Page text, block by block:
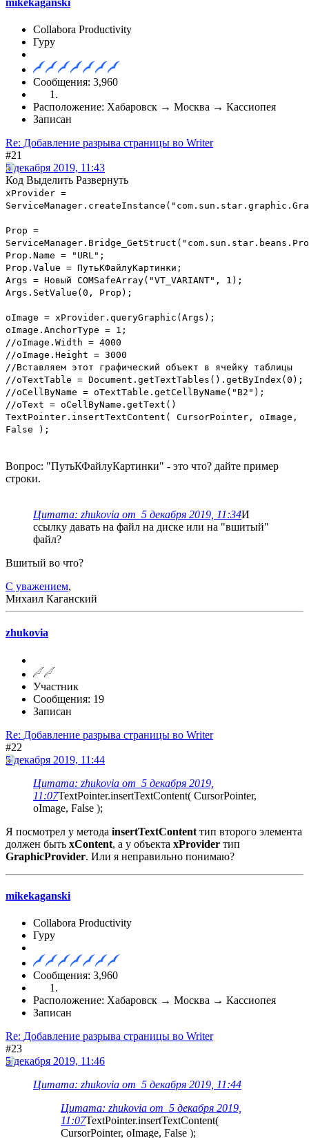
mikekaganski
Collabora Productivity
Гуру
Сообщения: 3,960
Расположение: Хабаровск → Москва → Кассиопея
Записан
Re: Добавление разрыва страницы во Writer
#21
5 декабря 2019, 11:43
Код Выделить Развернуть
xProvider =
Prop =
Prop.Name = "URL";
Prop.Value = ПутьКФайлуКартинки;
Args = Новый COMSafeArray("VT_VARIANT", 1);
Args.SetValue(0, Prop);
oImage = xProvider.queryGraphic(Args);
oImage.AnchorType = 1;
//oImage.Width = 4000
//oImage.Height = 3000
//Вставляем этот графический объект в ячейку таблицы
//oTextTable = Document.getTextTables().getByIndex(0);
//oCellByName = oTextTable.getCellByName("B2");
//oText = oCellByName.getText()
TextPointer.insertTextContent( CursorPointer, oImage,
False );
Вопрос: "ПутьКФайлуКартинки" - это что? дайте пример
строки.
Цитата: zhukovia от 5 декабря 2019, 11:34И
ссылку давать на файл на диске или на "вшитый"
файл?
Вшитый во что?
С уважением,
Михаил Каганский
zhukovia
Участник
Сообщения: 19
Записан
Re: Добавление разрыва страницы во Writer
#22
5 декабря 2019, 11:44
Цитата: zhukovia от 5 декабря 2019,
11:07TextPointer.insertTextContent( CursorPointer,
oImage, False );
Я посмотрел у метода insertTextContent тип второго элемента
должен быть xContent, а у объекта xProvider тип
GraphicProvider. Или я неправильно понимаю?
mikekaganski
Collabora Productivity
Гуру
Сообщения: 3,960
Расположение: Хабаровск → Москва → Кассиопея
Записан
Re: Добавление разрыва страницы во Writer
#23
5 декабря 2019, 11:46
Цитата: zhukovia от 5 декабря 2019, 11:44
Цитата: zhukovia от 5 декабря 2019,
11:07TextPointer.insertTextContent(
CursorPointer, oImage, False );